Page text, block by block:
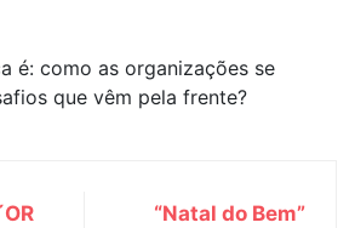
é: como as organizações se
que vêm pela frente?
“Natal do Bem”